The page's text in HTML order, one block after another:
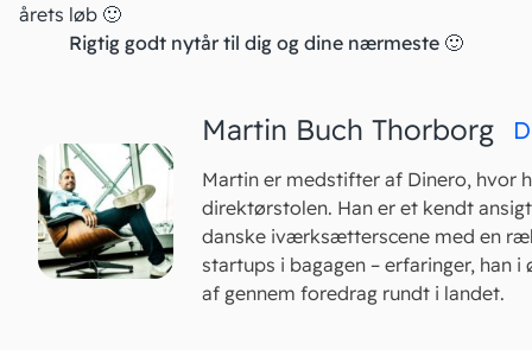
årets løb 🙂
Rigtig godt nytår til dig og dine nærmeste 🙂
Martin Buch Thorborg
Martin er medstifter af Dinero, hvor
direktørstolen. Han er et kendt
danske iværksætterscene med en
startups i bagagen – erfaringer, han i
af gennem foredrag rundt i landet.